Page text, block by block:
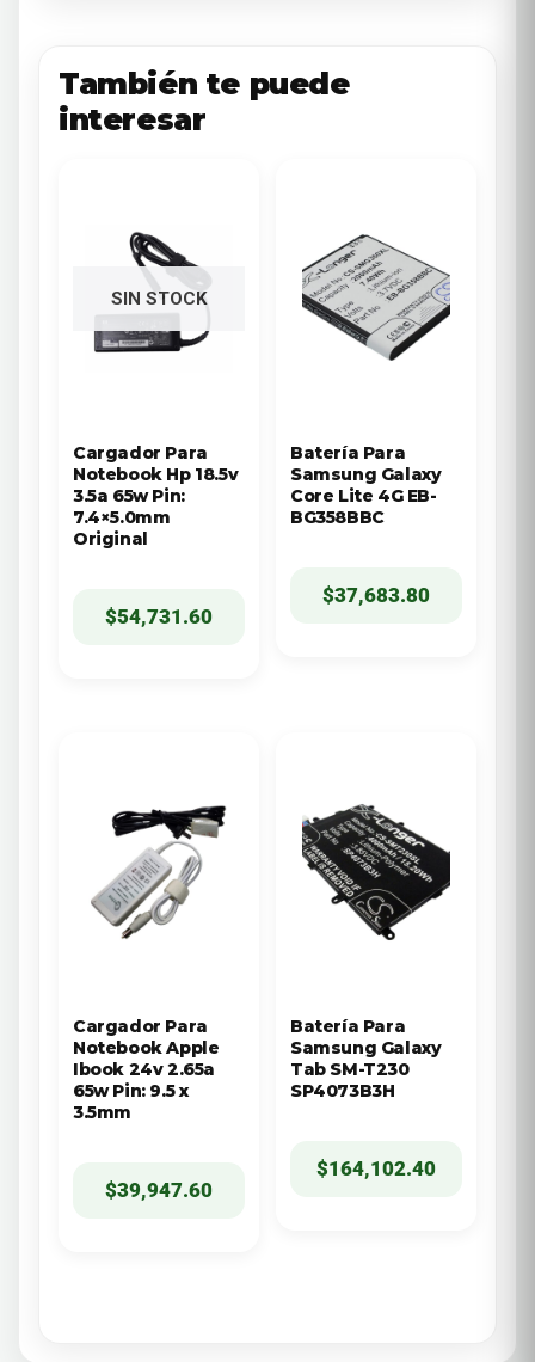
También te puede
interesar
SIN STOCK
Cargador Para
Notebook Hp 18.5v
3.5a 65w Pin:
7.4×5.0mm
Original
$54,731.60
Batería Para
Samsung Galaxy
Core Lite 4G EB-
BG358BBC
$37,683.80
Cargador Para
Notebook Apple
Ibook 24v 2.65a
65w Pin: 9.5 x
3.5mm
$39,947.60
Batería Para
Samsung Galaxy
Tab SM-T230
SP4073B3H
$164,102.40